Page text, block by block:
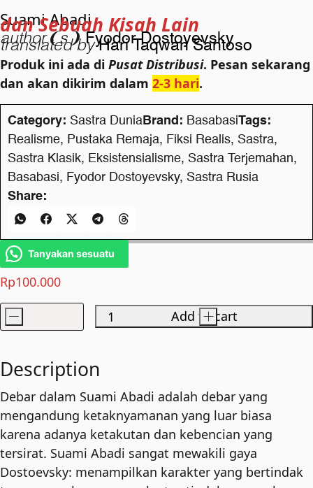
Suami Abadi
dan Sebuah Kisah Lain
author❨s❩ Fyodor Dostoyevsky
translated by Hari Taqwan Santoso
Rp100.000
Produk ini ada di Pusat Distribusi. Pesan sekarang
dan akan dikirim dalam 2-3 hari.
Suami
quantity
- +
Add to cart
Category: Sastra Dunia Brand: BasabasiTags:
Realisme, Pustaka Remaja, Fiksi Realis, Sastra,
Sastra Klasik, Eksistensialisme, Sastra Terjemahan,
Basabasi, Fyodor Dostoyevsky, Sastra Rusia
Share:
Tanyakan sesuatu
Description
Debar dalam Suami Abadi adalah debar yang
mengandung ketaknyamanan yang luar biasa
karena adanya ketakutan dan kebencian yang
tersirat. Suami Abadi sangat mewakili gaya
Dostoevsky: menampilkan karakter yang bertindak